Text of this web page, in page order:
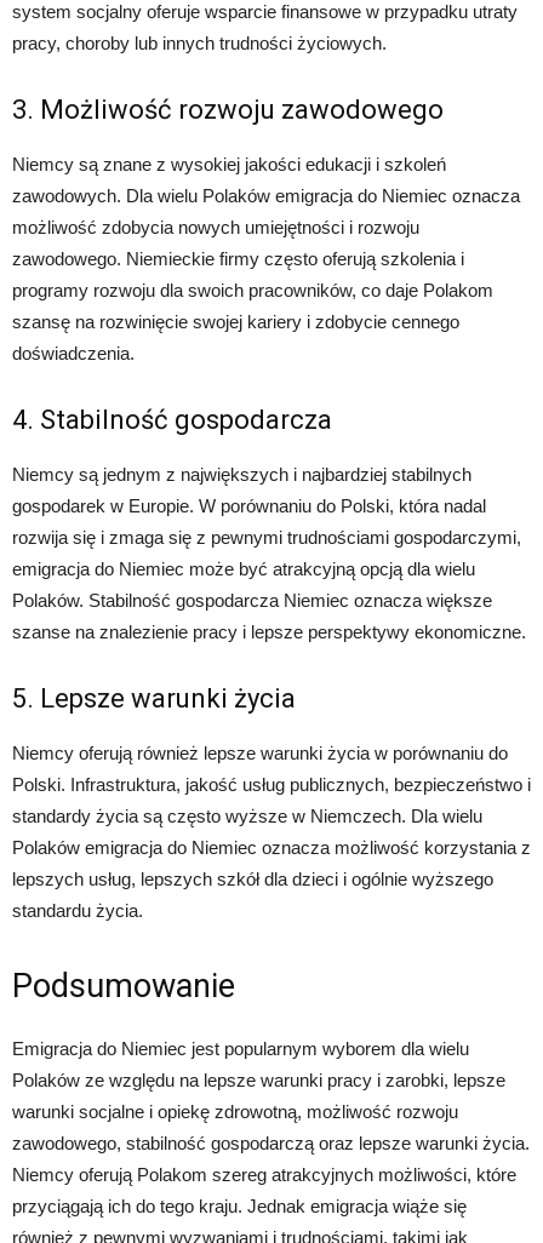
system socjalny oferuje wsparcie finansowe w przypadku utraty
pracy, choroby lub innych trudności życiowych.
3. Możliwość rozwoju zawodowego
Niemcy są znane z wysokiej jakości edukacji i szkoleń
zawodowych. Dla wielu Polaków emigracja do Niemiec oznacza
możliwość zdobycia nowych umiejętności i rozwoju
zawodowego. Niemieckie firmy często oferują szkolenia i
programy rozwoju dla swoich pracowników, co daje Polakom
szansę na rozwinięcie swojej kariery i zdobycie cennego
doświadczenia.
4. Stabilność gospodarcza
Niemcy są jednym z największych i najbardziej stabilnych
gospodarek w Europie. W porównaniu do Polski, która nadal
rozwija się i zmaga się z pewnymi trudnościami gospodarczymi,
emigracja do Niemiec może być atrakcyjną opcją dla wielu
Polaków. Stabilność gospodarcza Niemiec oznacza większe
szanse na znalezienie pracy i lepsze perspektywy ekonomiczne.
5. Lepsze warunki życia
Niemcy oferują również lepsze warunki życia w porównaniu do
Polski. Infrastruktura, jakość usług publicznych, bezpieczeństwo i
standardy życia są często wyższe w Niemczech. Dla wielu
Polaków emigracja do Niemiec oznacza możliwość korzystania z
lepszych usług, lepszych szkół dla dzieci i ogólnie wyższego
standardu życia.
Podsumowanie
Emigracja do Niemiec jest popularnym wyborem dla wielu
Polaków ze względu na lepsze warunki pracy i zarobki, lepsze
warunki socjalne i opiekę zdrowotną, możliwość rozwoju
zawodowego, stabilność gospodarczą oraz lepsze warunki życia.
Niemcy oferują Polakom szereg atrakcyjnych możliwości, które
przyciągają ich do tego kraju. Jednak emigracja wiąże się
również z pewnymi wyzwaniami i trudnościami, takimi jak